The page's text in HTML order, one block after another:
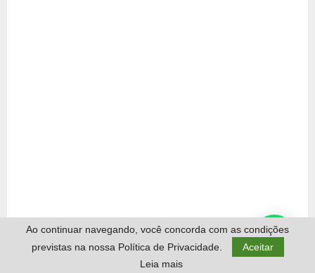
Ao continuar navegando, você concorda com as condições
previstas na nossa Política de Privacidade.
Aceitar
Leia mais